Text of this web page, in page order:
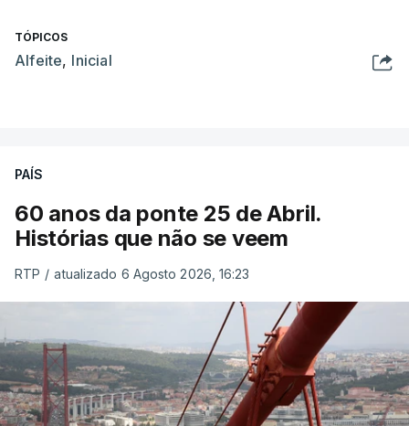
TÓPICOS
Alfeite, Inicial
PAÍS
60 anos da ponte 25 de Abril.
Histórias que não se veem
RTP / atualizado 6 Agosto 2026, 16:23